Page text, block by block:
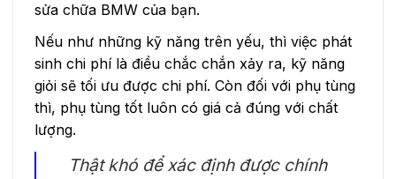
sửa chữa BMW của bạn.
Nếu như những kỹ năng trên yếu, thì việc phát
sinh chi phí là điều chắc chắn xảy ra, kỹ năng
giỏi sẽ tối ưu được chi phí. Còn đối với phụ tùng
thì, phụ tùng tốt luôn có giá cả đúng với chất
lượng.
Thật khó để xác định được chính